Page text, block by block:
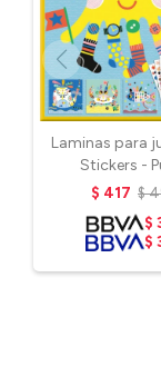
Laminas para
Stickers -
$ 417 $
$
$